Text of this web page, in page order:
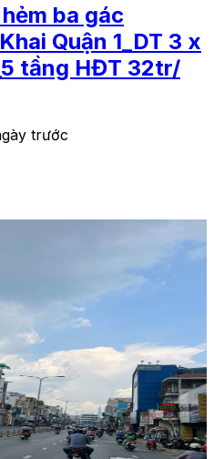
ba gác
Quận 1_DT 3 x
tầng HĐT 32tr/
trước